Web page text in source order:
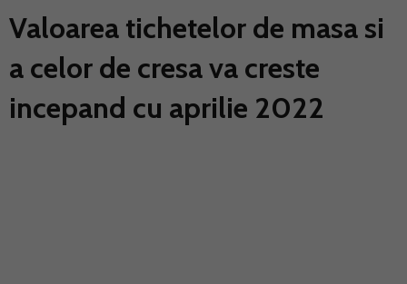
Valoarea tichetelor de masa si
a celor de cresa va creste
incepand cu aprilie 2022